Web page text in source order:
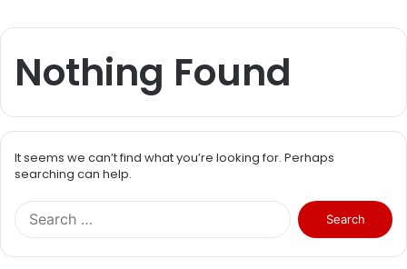
Nothing Found
It seems we can’t find what you’re looking for. Perhaps
searching can help.